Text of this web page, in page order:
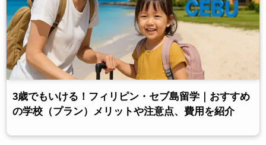
3歳でもいける！フィリピン・セブ島留学｜おすすめ
の学校（プラン）メリットや注意点、費用を紹介